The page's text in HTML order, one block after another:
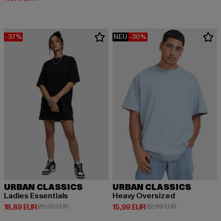
-37%
URBAN CLASSICS
Ladies Essentials
18,89 EUR
Derzeitiger Preis: 18,89 EUR
29,99 EURAktionspreis: 29,99 EUR
NEU -30%
URBAN CLASSICS
Heavy Oversized
15,99 EUR
Derzeitiger Preis: 15,99 EUR
22,99 EURAktionspreis: